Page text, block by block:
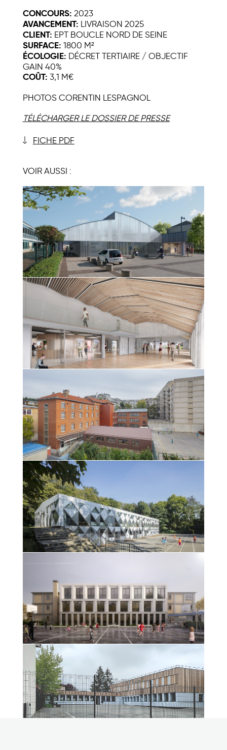
CONCOURS: 2023
AVANCEMENT: LIVRAISON 2025
CLIENT: EPT BOUCLE NORD DE SEINE
SURFACE: 1800 M²
ÉCOLOGIE: DÉCRET TERTIAIRE / OBJECTIF
GAIN 40%
COÛT: 3,1 M€
PHOTOS CORENTIN LESPAGNOL
TÉLÉCHARGER LE DOSSIER DE PRESSE
FICHE PDF
VOIR AUSSI :